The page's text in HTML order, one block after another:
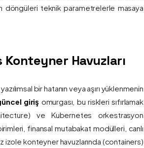
döngüleri teknik parametrelerle masaya
Havuzları
bir hatanın veya aşırı yüklenmenin
giriş omurgası, bu riskleri sıfırlamak
ve Kubernetes orkestrasyon
finansal mutabakat modülleri, canlı
izole konteyner havuzlarında (containers)